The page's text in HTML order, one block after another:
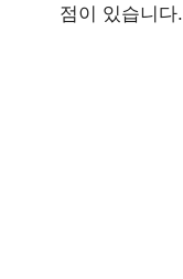
점이 있습니다.